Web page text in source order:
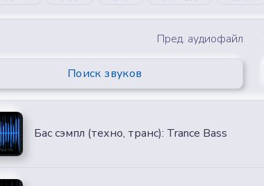
Пред. аудиофайл
Поиск звуков
Бас сэмпл (техно, транс): Trance Bass